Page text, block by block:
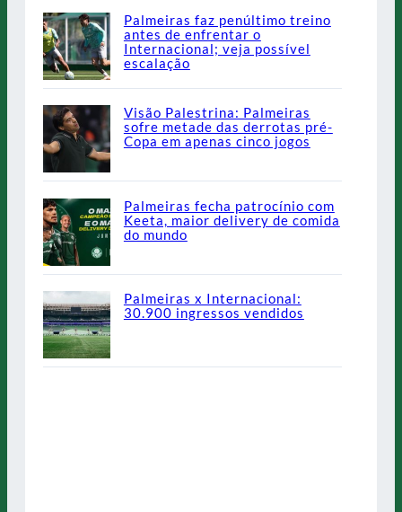
Palmeiras faz penúltimo treino
antes de enfrentar o
Internacional; veja possível
escalação
Visão Palestrina: Palmeiras
sofre metade das derrotas pré-
Copa em apenas cinco jogos
Palmeiras fecha patrocínio com
Keeta, maior delivery de comida
do mundo
Palmeiras x Internacional:
30.900 ingressos vendidos